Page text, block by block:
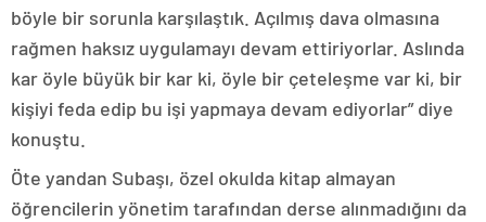
böyle bir sorunla karşılaştık. Açılmış dava olmasına
rağmen haksız uygulamayı devam ettiriyorlar. Aslında
kar öyle büyük bir kar ki, öyle bir çeteleşme var ki, bir
kişiyi feda edip bu işi yapmaya devam ediyorlar” diye
konuştu.
Öte yandan Subaşı, özel okulda kitap almayan
öğrencilerin yönetim tarafından derse alınmadığını da